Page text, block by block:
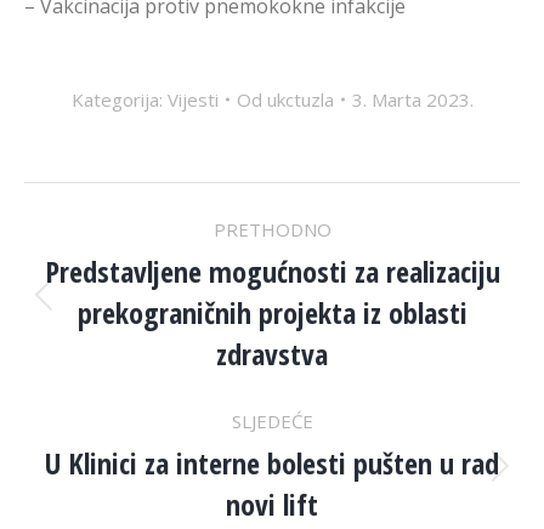
– Vakcinacija protiv pnemokokne infakcije
Kategorija: Vijesti Od ukctuzla 3. Marta 2023.
NAVIGATION
PRETHODNO
Previous
post:
Predstavljene mogućnosti za realizaciju
prekograničnih projekta iz oblasti
zdravstva
SLJEDEĆE
Next
post:
U Klinici za interne bolesti pušten u rad
novi lift